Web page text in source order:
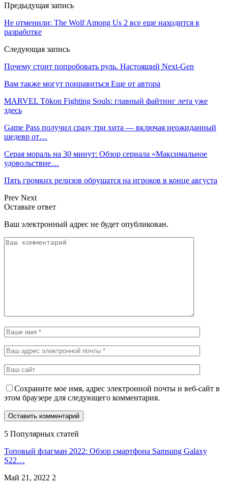
Предыдущая запись
Не отменили: The Wolf Among Us 2 все еще находится в
разработке
Следующая запись
Почему стоит попробовать руль. Настоящий Next-Gen
Вам также могут понравиться Еще от автора
MARVEL Tōkon Fighting Souls: главный файтинг лета уже
здесь
Game Pass получил сразу три хита — включая неожиданный
шедевр от…
Серая мораль на 30 минут: Обзор сериала «Максимальное
удовольствие…
Пять громких релизов обрушатся на игроков в конце августа
Prev Next
Оставьте ответ
Ваш электронный адрес не будет опубликован.
Сохраните мое имя, адрес электронной почты и веб-сайт в
этом браузере для следующего комментария.
5 Популярных статей
Топовый флагман 2022: Обзор смартфона Samsung Galaxy
S22…
Май 21, 2022 2